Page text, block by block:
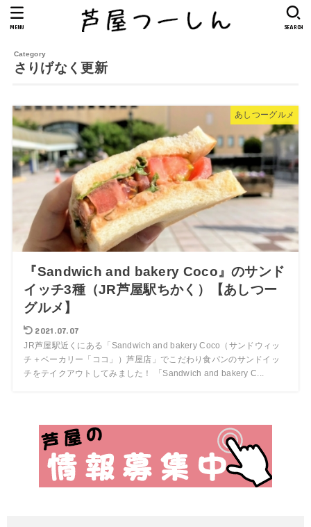
SEARCH
MENU
さりげなく更新
あしつーグルメ
『Sandwich and bakery Coco』のサンド
イッチ3種（JR芦屋駅ちかく）【あしつー
グルメ】
2021.07.07
JR芦屋駅近くにある「Sandwich and bakery Coco（サンドウィッ
チ＋ベーカリー「ココ」）芦屋店」でこだわり食パンのサンドイッ
チをテイクアウトしてみました！ 「Sandwich and bakery C...